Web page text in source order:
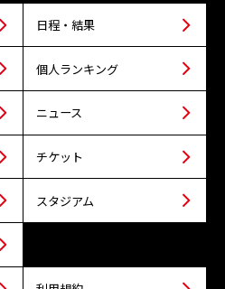
日程・結果
個人ランキング
ニュース
チケット
スタジアム